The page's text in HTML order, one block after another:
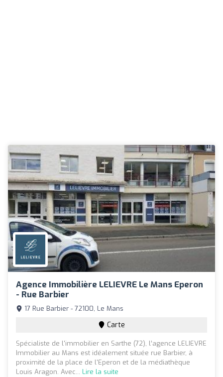
Agence Immobilière LELIEVRE Le Mans Eperon
- Rue Barbier
17 Rue Barbier - 72100, Le Mans
Carte
Spécialiste de l'immobilier en Sarthe (72), l’agence LELIEVRE
Immobilier au Mans est idéalement située rue Barbier, à
proximité de la place de l'Eperon et de la médiathèque
Louis Aragon. Avec... Lire la suite